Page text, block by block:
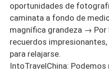
oportunidades de
caminata a fondo de
magnífica grandeza → Por
recuerdos
para relajarse.
IntoTravelChina: